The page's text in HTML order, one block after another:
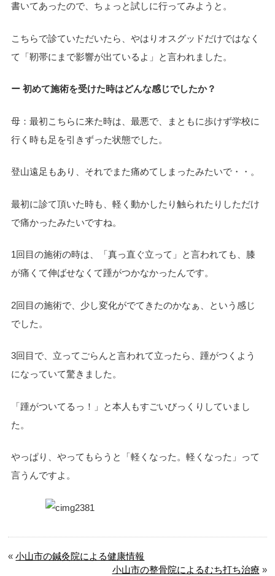
書いてあったので、ちょっと試しに行ってみようと。
こちらで診ていただいたら、やはりオスグッドだけではなく
て「靭帯にまで影響が出ているよ」と言われました。
ー 初めて施術を受けた時はどんな感じでしたか？
母：最初こちらに来た時は、最悪で、まともに歩けず学校に
行く時も足を引きずった状態でした。
登山遠足もあり、それでまた痛めてしまったみたいで・・。
最初に診て頂いた時も、軽く動かしたり触られたりしただけ
で痛かったみたいですね。
1回目の施術の時は、「真っ直ぐ立って」と言われても、膝
が痛くて伸ばせなくて踵がつかなかったんです。
2回目の施術で、少し変化がでてきたのかなぁ、という感じ
でした。
3回目で、立ってごらんと言われて立ったら、踵がつくよう
になっていて驚きました。
「踵がついてるっ！」と本人もすごいびっくりしていまし
た。
やっぱり、やってもらうと「軽くなった。軽くなった」って
言うんですよ。
«小山市の鍼灸院による健康情報
小山市の整骨院によるむち打ち治療 »